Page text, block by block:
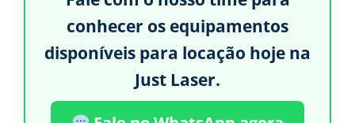
conhecer os equipamentos
disponíveis para locação hoje na
Just Laser.